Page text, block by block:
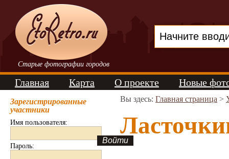
Старые фотографии городов
Главная Карта О проекте Новые
Зарегистрированные
участники
Имя пользователя:
Пароль:
Вы здесь: Главная страница >